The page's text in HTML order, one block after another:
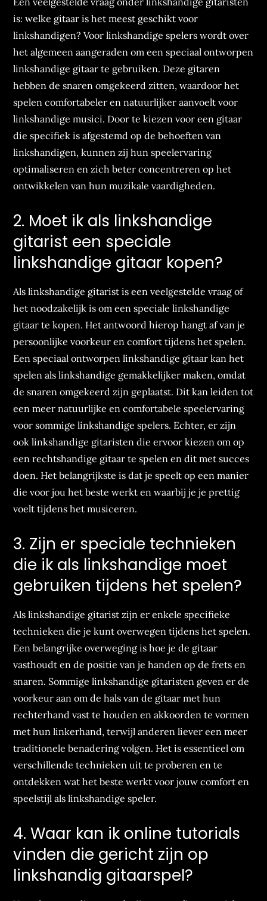
is: welke gitaar is het meest geschikt voor
linkshandigen? Voor linkshandige spelers wordt over
het algemeen aangeraden om een speciaal ontworpen
linkshandige gitaar te gebruiken. Deze gitaren
hebben de snaren omgekeerd zitten, waardoor het
spelen comfortabeler en natuurlijker aanvoelt voor
linkshandige musici. Door te kiezen voor een gitaar
die specifiek is afgestemd op de behoeften van
linkshandigen, kunnen zij hun speelervaring
optimaliseren en zich beter concentreren op het
ontwikkelen van hun muzikale vaardigheden.
2. Moet ik als linkshandige
gitarist een speciale
linkshandige gitaar kopen?
Als linkshandige gitarist is een veelgestelde vraag of
het noodzakelijk is om een speciale linkshandige
gitaar te kopen. Het antwoord hierop hangt af van je
persoonlijke voorkeur en comfort tijdens het spelen.
Een speciaal ontworpen linkshandige gitaar kan het
spelen als linkshandige gemakkelijker maken, omdat
de snaren omgekeerd zijn geplaatst. Dit kan leiden tot
een meer natuurlijke en comfortabele speelervaring
voor sommige linkshandige spelers. Echter, er zijn
ook linkshandige gitaristen die ervoor kiezen om op
een rechtshandige gitaar te spelen en dit met succes
doen. Het belangrijkste is dat je speelt op een manier
die voor jou het beste werkt en waarbij je je prettig
voelt tijdens het musiceren.
3. Zijn er speciale technieken
die ik als linkshandige moet
gebruiken tijdens het spelen?
Als linkshandige gitarist zijn er enkele specifieke
technieken die je kunt overwegen tijdens het spelen.
Een belangrijke overweging is hoe je de gitaar
vasthoudt en de positie van je handen op de frets en
snaren. Sommige linkshandige gitaristen geven er de
voorkeur aan om de hals van de gitaar met hun
rechterhand vast te houden en akkoorden te vormen
met hun linkerhand, terwijl anderen liever een meer
traditionele benadering volgen. Het is essentieel om
verschillende technieken uit te proberen en te
ontdekken wat het beste werkt voor jouw comfort en
speelstijl als linkshandige speler.
4. Waar kan ik online tutorials
vinden die gericht zijn op
linkshandig gitaarspel?